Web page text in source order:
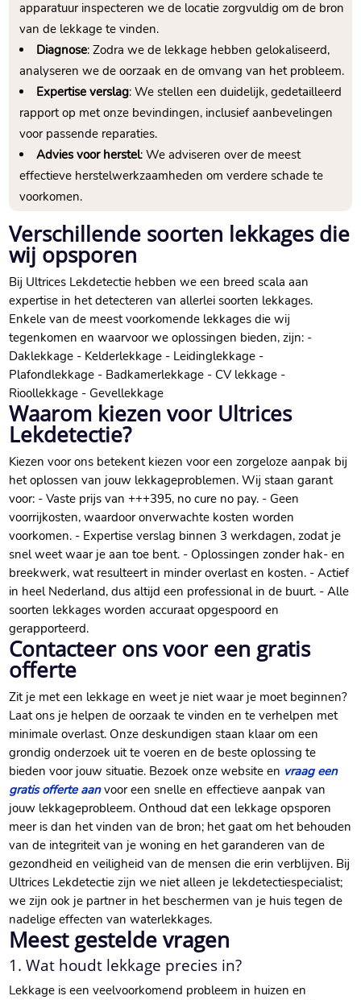
apparatuur inspecteren we de locatie zorgvuldig om de bron
van de lekkage te vinden.
Diagnose: Zodra we de lekkage hebben gelokaliseerd,
analyseren we de oorzaak en de omvang van het probleem.
Expertise verslag: We stellen een duidelijk, gedetailleerd
rapport op met onze bevindingen, inclusief aanbevelingen
voor passende reparaties.
Advies voor herstel: We adviseren over de meest
effectieve herstelwerkzaamheden om verdere schade te
voorkomen.
Verschillende soorten lekkages die
wij opsporen
Bij Ultrices Lekdetectie hebben we een breed scala aan
expertise in het detecteren van allerlei soorten lekkages.
Enkele van de meest voorkomende lekkages die wij
tegenkomen en waarvoor we oplossingen bieden, zijn: -
Daklekkage - Kelderlekkage - Leidinglekkage -
Plafondlekkage - Badkamerlekkage - CV lekkage -
Rioollekkage - Gevellekkage
Waarom kiezen voor Ultrices
Lekdetectie?
Kiezen voor ons betekent kiezen voor een zorgeloze aanpak bij
het oplossen van jouw lekkageproblemen. Wij staan garant
voor: - Vaste prijs van +++395, no cure no pay. - Geen
voorrijkosten, waardoor onverwachte kosten worden
voorkomen. - Expertise verslag binnen 3 werkdagen, zodat je
snel weet waar je aan toe bent. - Oplossingen zonder hak- en
breekwerk, wat resulteert in minder overlast en kosten. - Actief
in heel Nederland, dus altijd een professional in de buurt. - Alle
soorten lekkages worden accuraat opgespoord en
gerapporteerd.
Contacteer ons voor een gratis
offerte
Zit je met een lekkage en weet je niet waar je moet beginnen?
Laat ons je helpen de oorzaak te vinden en te verhelpen met
minimale overlast. Onze deskundigen staan klaar om een
grondig onderzoek uit te voeren en de beste oplossing te
bieden voor jouw situatie. Bezoek onze website en vraag een
gratis offerte aanvoor een snelle en effectieve aanpak van
jouw lekkageprobleem. Onthoud dat een lekkage opsporen
meer is dan het vinden van de bron; het gaat om het behouden
van de integriteit van je woning en het garanderen van de
gezondheid en veiligheid van de mensen die erin verblijven. Bij
Ultrices Lekdetectie zijn we niet alleen je lekdetectiespecialist;
we zijn ook je partner in het beschermen van je huis tegen de
nadelige effecten van waterlekkages.
Meest gestelde vragen
1. Wat houdt lekkage precies in?
Lekkage is een veelvoorkomend probleem in huizen en